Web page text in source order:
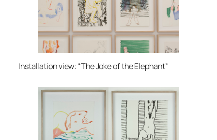
Installation view: “The Joke of the Elephant”